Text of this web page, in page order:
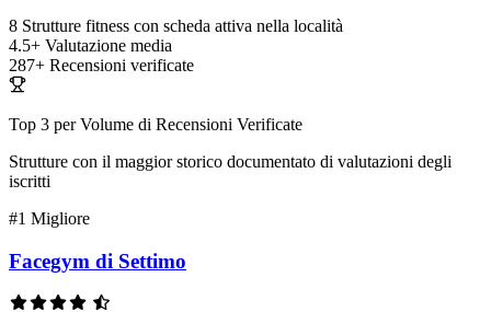
8 Strutture fitness con scheda attiva nella località
4.5+ Valutazione media
287+ Recensioni verificate
Top 3 per Volume di Recensioni Verificate
Strutture con il maggior storico documentato di valutazioni degli
iscritti
#1 Migliore
Facegym di Settimo